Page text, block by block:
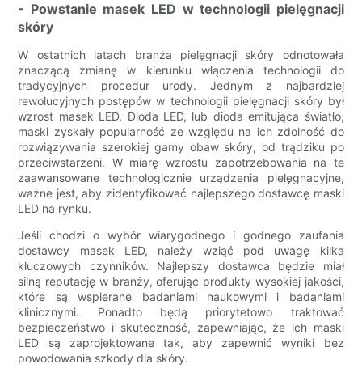
- Powstanie masek LED w technologii pielęgnacji
skóry
W ostatnich latach branża pielęgnacji skóry odnotowała
znaczącą zmianę w kierunku włączenia technologii do
tradycyjnych procedur urody. Jednym z najbardziej
rewolucyjnych postępów w technologii pielęgnacji skóry był
wzrost masek LED. Dioda LED, lub dioda emitująca światło,
maski zyskały popularność ze względu na ich zdolność do
rozwiązywania szerokiej gamy obaw skóry, od trądziku po
przeciwstarzeni. W miarę wzrostu zapotrzebowania na te
zaawansowane technologicznie urządzenia pielęgnacyjne,
ważne jest, aby zidentyfikować najlepszego dostawcę maski
LED na rynku.
Jeśli chodzi o wybór wiarygodnego i godnego zaufania
dostawcy masek LED, należy wziąć pod uwagę kilka
kluczowych czynników. Najlepszy dostawca będzie miał
silną reputację w branży, oferując produkty wysokiej jakości,
które są wspierane badaniami naukowymi i badaniami
klinicznymi. Ponadto będą priorytetowo traktować
bezpieczeństwo i skuteczność, zapewniając, że ich maski
LED są zaprojektowane tak, aby zapewnić wyniki bez
powodowania szkody dla skóry.